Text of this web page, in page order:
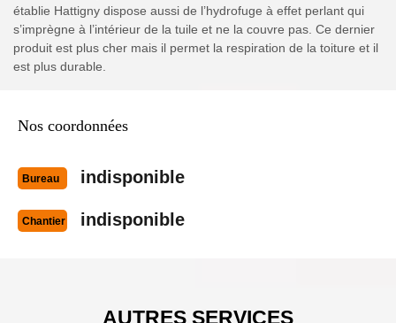
établie Hattigny dispose aussi de l’hydrofuge à effet perlant qui
s’imprègne à l’intérieur de la tuile et ne la couvre pas. Ce dernier
produit est plus cher mais il permet la respiration de la toiture et il
est plus durable.
Nos coordonnées
Bureau indisponible
Chantier indisponible
AUTRES SERVICES